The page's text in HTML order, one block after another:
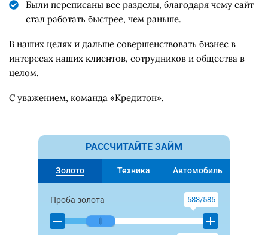
Были переписаны все разделы, благодаря чему сайт
стал работать быстрее, чем раньше.
В наших целях и дальше совершенствовать бизнес в
интересах наших клиентов, сотрудников и общества в
целом.
С уважением, команда «Кредитон».
РАССЧИТАЙТЕ ЗАЙМ
Золото Техника Автомобиль
Проба золота 583/585